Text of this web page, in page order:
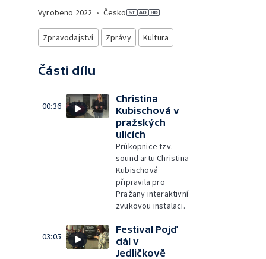
Vyrobeno 2022 • Česko
Zpravodajství Zprávy Kultura
Části dílu
00:36
Christina
Kubischová v
pražských
ulicích
Průkopnice tzv.
sound artu Christina
Kubischová
připravila pro
Pražany interaktivní
zvukovou instalaci.
03:05
Festival Pojď
dál v
Jedličkově